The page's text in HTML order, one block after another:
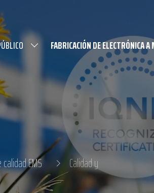
FABRICACIÓN DE ELECTRÓNICA
EMS
Calidad y